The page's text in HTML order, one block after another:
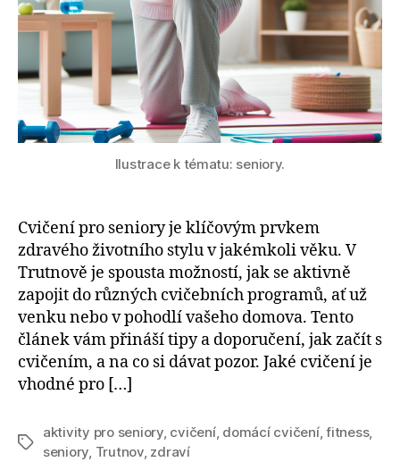
Ilustrace k tématu: seniory.
Cvičení pro seniory je klíčovým prvkem
zdravého životního stylu v jakémkoli věku. V
Trutnově je spousta možností, jak se aktivně
zapojit do různých cvičebních programů, ať už
venku nebo v pohodlí vašeho domova. Tento
článek vám přináší tipy a doporučení, jak začít s
cvičením, a na co si dávat pozor. Jaké cvičení je
vhodné pro […]
Štítky
aktivity pro seniory, cvičení, domácí cvičení,fitness,
seniory, Trutnov, zdraví